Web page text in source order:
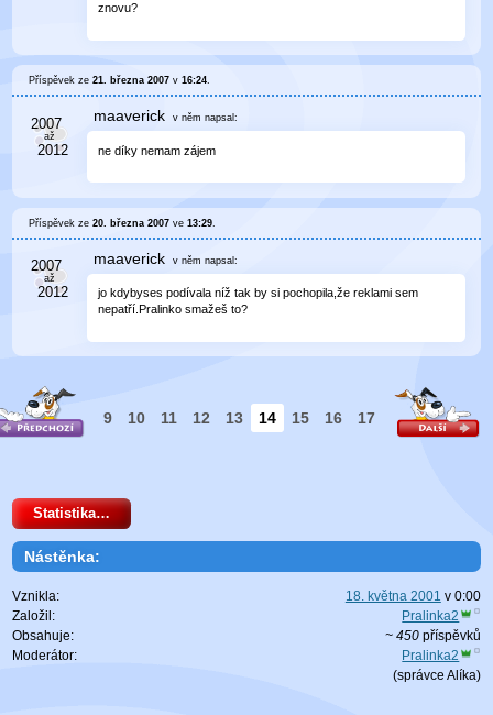
znovu?
Příspěvek ze21. března 2007 v16:24.
maaverick v něm napsal:
ne díky nemam zájem
Příspěvek ze20. března 2007 ve13:29
maaverick v něm napsal:
jo kdybyses podívala níž tak by si pochopila,že reklami sem
nepatří.Pralinko smažeš to?
9 10 11 12 13 14 15 16 17
Statistika…
Nástěnka:
Vznikla: 18. května 2001 v 0:00
Založil:
Pralinka2
Obsahuje:
~ 450příspěvků
Moderátor:
Pralinka2
(správce Alíka)